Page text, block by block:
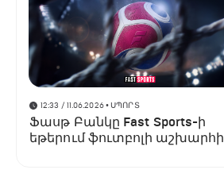
12:33 / 11.06.2026• ՍՊՈՐՏ
Ֆասթ Բանկը Fast Sports-ի
եթերում ֆուտբոլի աշխարհի